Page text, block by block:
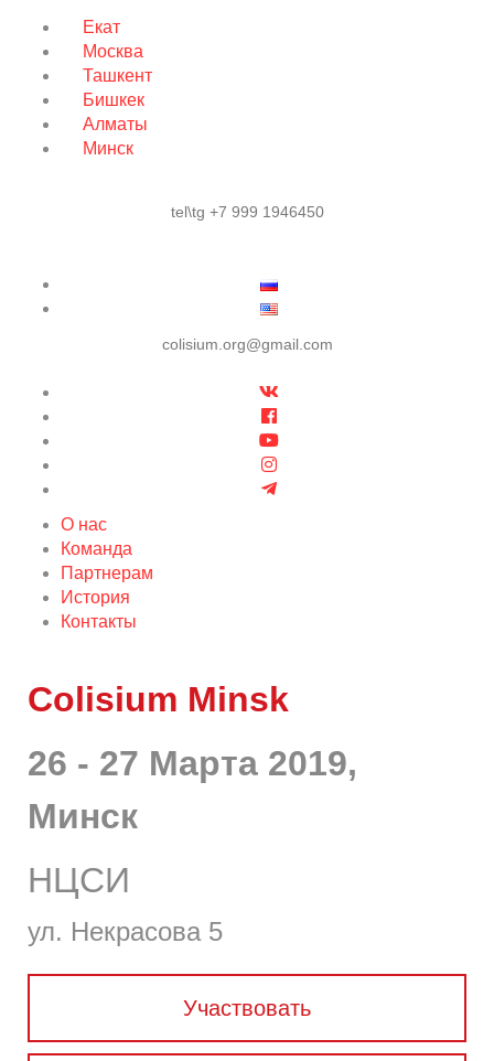
Екат
Москва
Ташкент
Бишкек
Алматы
Минск
tel\tg +7 999 1946450
colisium.org@gmail.com
О нас
Команда
Партнерам
История
Контакты
Colisium Minsk
26 - 27 Марта 2019,
Минск
НЦСИ
ул. Некрасова 5
Участвовать